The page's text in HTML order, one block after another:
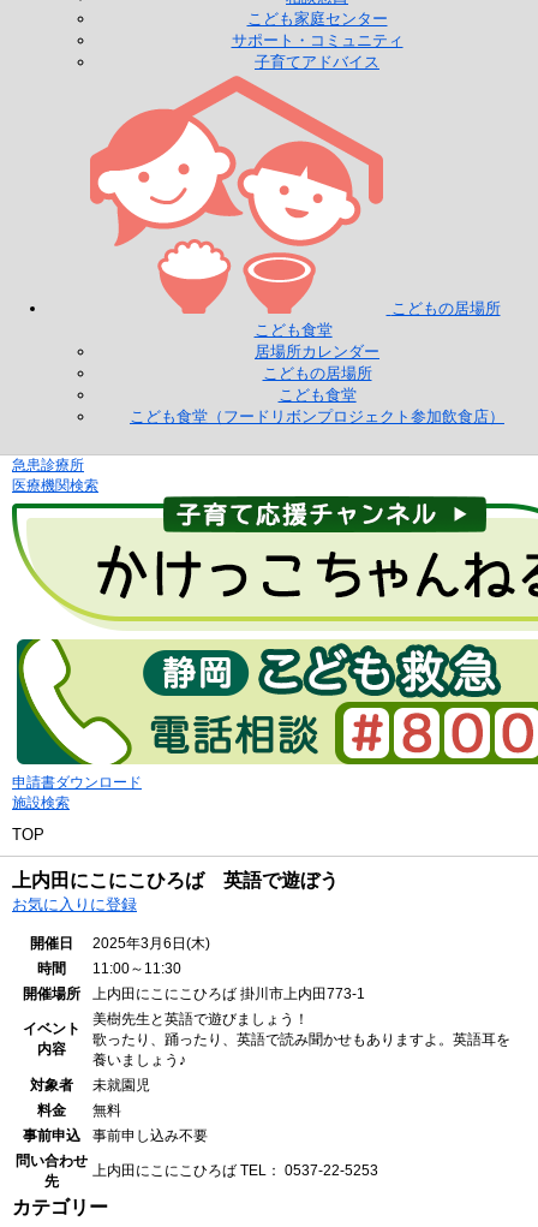
こども家庭センター
サポート・コミュニティ
子育てアドバイス
こどもの居場所
こども食堂
居場所カレンダー
こどもの居場所
こども食堂
こども食堂（フードリボンプロジェクト参加飲食店）
急患診療所
医療機関検索
申請書ダウンロード
施設検索
TOP
上内田にこにこひろば 英語で遊ぼう
お気に入りに登録
開催日
2025年3月6日(木)
時間
11:00～11:30
開催場所
上内田にこにこひろば 掛川市上内田773-1
イベント
内容
美樹先生と英語で遊びましょう！
歌ったり、踊ったり、英語で読み聞かせもありますよ。英語耳を
養いましょう♪
対象者
未就園児
料金
無料
事前申込
事前申し込み不要
問い合わせ
先
上内田にこにこひろば TEL： 0537-22-5253
カテゴリー